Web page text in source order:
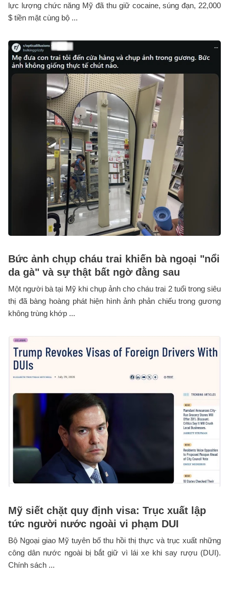
lực lượng chức năng Mỹ đã thu giữ cocaine, súng đạn, 22,000
$ tiền mặt cùng bộ ...
Bức ảnh chụp cháu trai khiến bà ngoại "nổi
da gà" và sự thật bất ngờ đằng sau
Một người bà tại Mỹ khi chụp ảnh cho cháu trai 2 tuổi trong siêu
thị đã bàng hoàng phát hiện hình ảnh phản chiếu trong gương
không trùng khớp ...
Mỹ siết chặt quy định visa: Trục xuất lập
tức người nước ngoài vi phạm DUI
Bộ Ngoại giao Mỹ tuyên bố thu hồi thị thực và trục xuất những
công dân nước ngoài bị bắt giữ vì lái xe khi say rượu (DUI).
Chính sách ...